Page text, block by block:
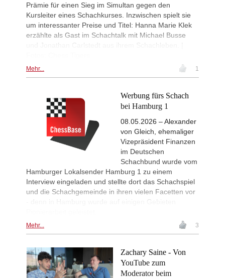
Werner-Ott-Open 2026
Round 6 now live
Turkish Chess Super League
Round 5 now live
19th Arad Open A 202621h
53rd Sparkassen Open-A
Round 6 now live
53rd Sparkassen Women
Round 4 now live
Interesting Novelty
Tabatabaei - Deac (E20)
Interesting Novelty
Kuru - Rapport (C56)
Interesting Novelty
Giri - Praggnanandhaa R (B06)
New Opening Trend
New Opening Trend
Keymer - Praggnanandhaa R (D31)
New Opening Trend
Prämie für einen Sieg im Simultan gegen den
Kursleiter eines Schachkurses. Inzwischen spielt sie
um interessanter Preise und Titel: Hanna Marie Klek
erzählte als Gast im Schachtalk mit Michael Busse
und Jonathan Carlstedt aus ihrem Schachleben. |
Mehr... 1
Werbung fürs Schach
bei Hamburg 1
08.05.2026 – Alexander
von Gleich, ehemaliger
Vizepräsident Finanzen
im Deutschen
Schachbund wurde vom
Hamburger Lokalsender Hamburg 1 zu einem
Interview eingeladen und stellte dort das Schachspiel
und die Schachgemeinde in ihren vielen Facetten vor
- denn in Hamburg wurde auf einigen Gebieten
Mehr... 3
Zachary Saine - Von
YouTube zum
Moderator beim